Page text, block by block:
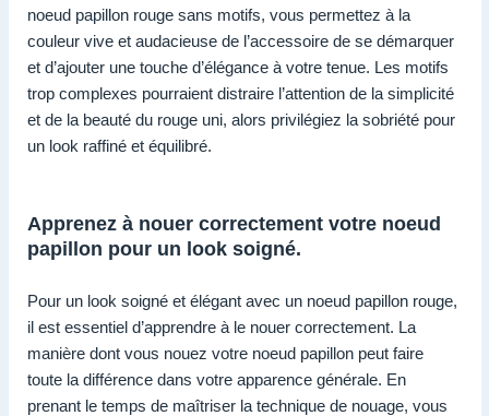
noeud papillon rouge sans motifs, vous permettez à la
couleur vive et audacieuse de l’accessoire de se démarquer
et d’ajouter une touche d’élégance à votre tenue. Les motifs
trop complexes pourraient distraire l’attention de la simplicité
et de la beauté du rouge uni, alors privilégiez la sobriété pour
un look raffiné et équilibré.
Apprenez à nouer correctement votre noeud
papillon pour un look soigné.
Pour un look soigné et élégant avec un noeud papillon rouge,
il est essentiel d’apprendre à le nouer correctement. La
manière dont vous nouez votre noeud papillon peut faire
toute la différence dans votre apparence générale. En
prenant le temps de maîtriser la technique de nouage, vous